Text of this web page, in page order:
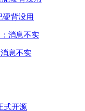
背没用
息不实